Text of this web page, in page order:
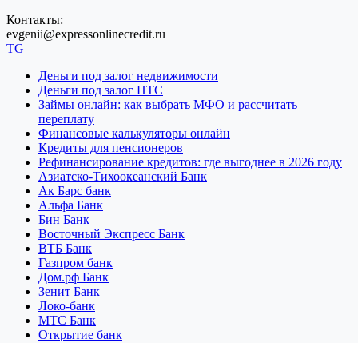
Контакты:
evgenii@expressonlinecredit.ru
TG
Деньги под залог недвижимости
Деньги под залог ПТС
Займы онлайн: как выбрать МФО и рассчитать
переплату
Финансовые калькуляторы онлайн
Кредиты для пенсионеров
Рефинансирование кредитов: где выгоднее в 2026 году
Азиатско-Тихоокеанский Банк
Ак Барс банк
Альфа Банк
Бин Банк
Восточный Экспресс Банк
ВТБ Банк
Газпром банк
Дом.рф Банк
Зенит Банк
Локо-банк
МТС Банк
Открытие банк